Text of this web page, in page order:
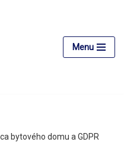
Menu
bytového domu a GDPR